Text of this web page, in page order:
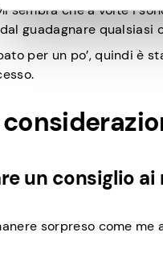
sembra che a volte i
guadagnare qualsiasi
per un po’, quindi è
un consiglio
sorpreso come me